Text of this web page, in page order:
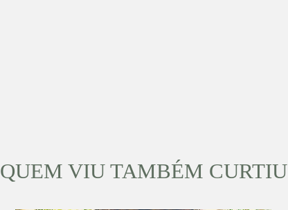
QUEM VIU TAMBÉM CURTIU